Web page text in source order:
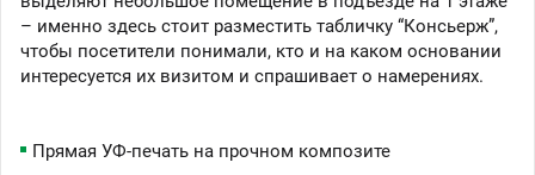
– именно здесь стоит разместить табличку “Консьерж”,
чтобы посетители понимали, кто и на каком основании
интересуется их визитом и спрашивает о намерениях.
Прямая УФ-печать на прочном композите